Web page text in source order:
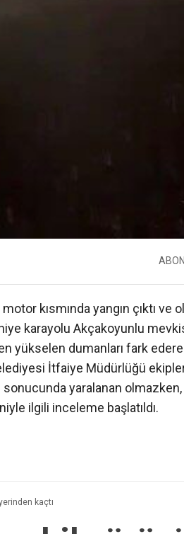
kısmında yangın çıktı ve
karayolu Akçakoyunlu
yükselen dumanları fark
İtfaiye Müdürlüğü
sonucunda yaralanan olmazken,
ilgili inceleme başlatıldı.
kaçtı